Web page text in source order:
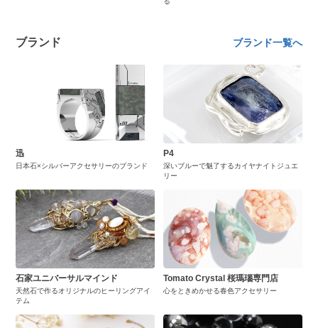
ブランド ブランド一覧へ
迅
日本石×シルバーアクセサリーのブランド
P4
深いブルーで魅了するカイヤナイトジュエ
リー
石家ユニバーサルマインド
天然石で作るオリジナルのヒーリングアイ
テム
Tomato Crystal 桜瑪瑙専門店
心をときめかせる春色アクセサリー